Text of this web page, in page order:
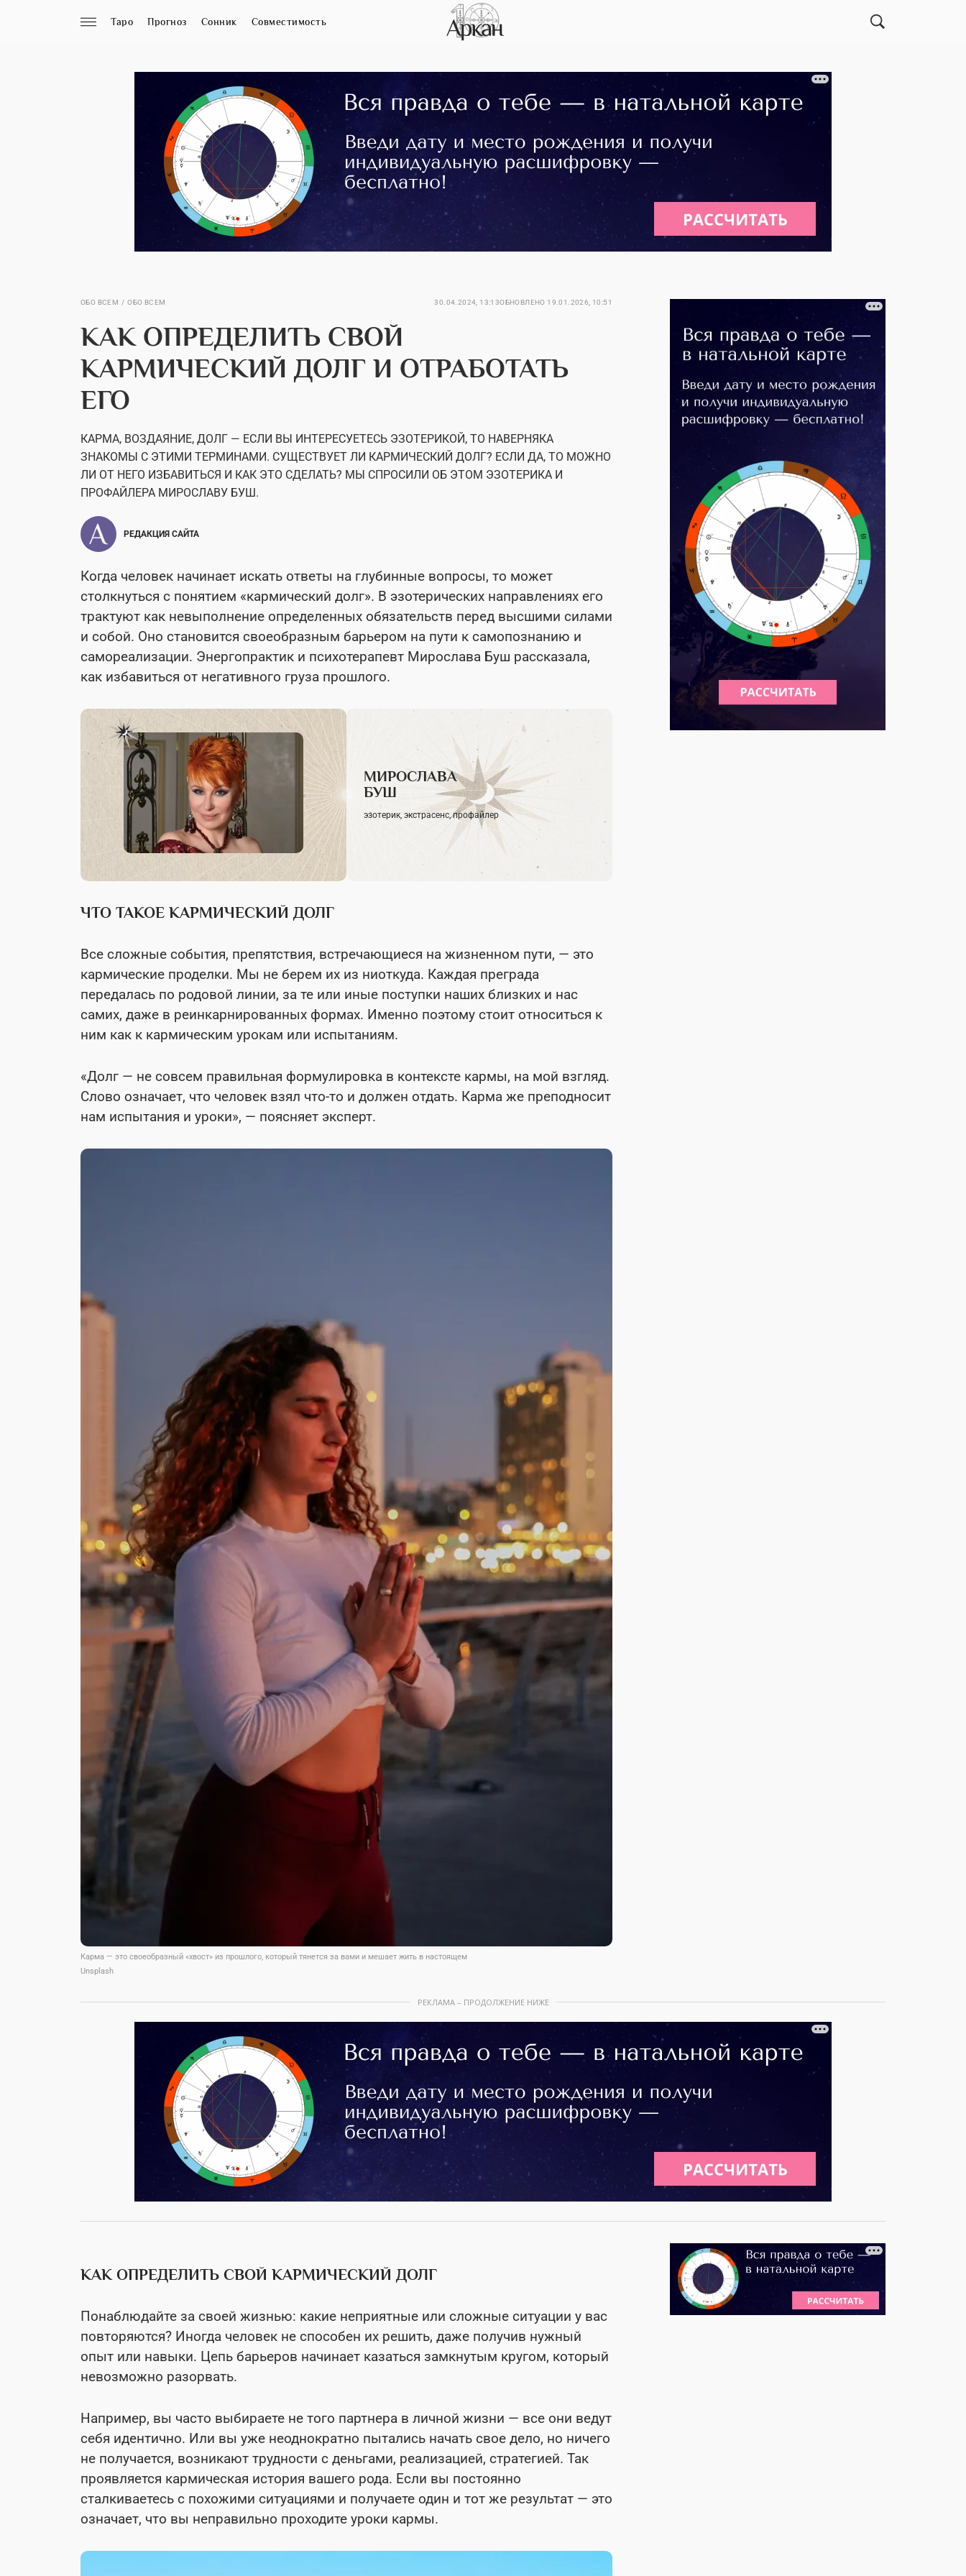
Таро Прогноз Сонник Совместимость
ОБО ВСЕМ ОБО ВСЕМ 30.04.2024, 13:13ОБНОВЛЕНО 19.01.2026, 10:51
КАК ОПРЕДЕЛИТЬ СВОЙ
КАРМИЧЕСКИЙ ДОЛГ И ОТРАБОТАТЬ
ЕГО
КАРМА, ВОЗДАЯНИЕ, ДОЛГ — ЕСЛИ ВЫ ИНТЕРЕСУЕТЕСЬ ЭЗОТЕРИКОЙ, ТО НАВЕРНЯКА
ЗНАКОМЫ С ЭТИМИ ТЕРМИНАМИ. СУЩЕСТВУЕТ ЛИ КАРМИЧЕСКИЙ ДОЛГ? ЕСЛИ ДА, ТО МОЖНО
ЛИ ОТ НЕГО ИЗБАВИТЬСЯ И КАК ЭТО СДЕЛАТЬ? МЫ СПРОСИЛИ ОБ ЭТОМ ЭЗОТЕРИКА И
ПРОФАЙЛЕРА МИРОСЛАВУ БУШ.
РЕДАКЦИЯ САЙТА
Когда человек начинает искать ответы на глубинные вопросы, то может
столкнуться с понятием «кармический долг». В эзотерических направлениях его
трактуют как невыполнение определенных обязательств перед высшими силами
и собой. Оно становится своеобразным барьером на пути к самопознанию и
самореализации. Энергопрактик и психотерапевт Мирослава Буш рассказала,
как избавиться от негативного груза прошлого.
МИРОСЛАВА
БУШ
эзотерик, экстрасенс, профайлер
ЧТО ТАКОЕ КАРМИЧЕСКИЙ ДОЛГ
Все сложные события, препятствия, встречающиеся на жизненном пути, — это
кармические проделки. Мы не берем их из ниоткуда. Каждая преграда
передалась по родовой линии, за те или иные поступки наших близких и нас
самих, даже в реинкарнированных формах. Именно поэтому стоит относиться к
ним как к кармическим урокам или испытаниям.
«Долг — не совсем правильная формулировка в контексте кармы, на мой взгляд.
Слово означает, что человек взял что-то и должен отдать. Карма же преподносит
нам испытания и уроки», — поясняет эксперт.
Карма — это своеобразный «хвост» из прошлого, который тянется за вами и мешает жить в настоящем
Unsplash
РЕКЛАМА – ПРОДОЛЖЕНИЕ НИЖЕ
КАК ОПРЕДЕЛИТЬ СВОЙ КАРМИЧЕСКИЙ ДОЛГ
Понаблюдайте за своей жизнью: какие неприятные или сложные ситуации у вас
повторяются? Иногда человек не способен их решить, даже получив нужный
опыт или навыки. Цепь барьеров начинает казаться замкнутым кругом, который
невозможно разорвать.
Например, вы часто выбираете не того партнера в личной жизни — все они ведут
себя идентично. Или вы уже неоднократно пытались начать свое дело, но ничего
не получается, возникают трудности с деньгами, реализацией, стратегией. Так
проявляется кармическая история вашего рода. Если вы постоянно
сталкиваетесь с похожими ситуациями и получаете один и тот же результат — это
означает, что вы неправильно проходите уроки кармы.